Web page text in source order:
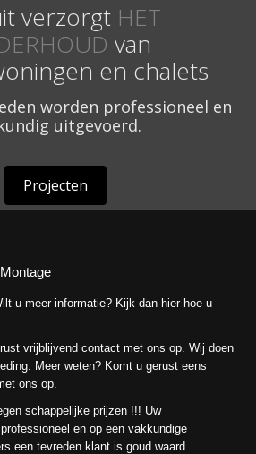
verzorgt HET
van
en chalets
worden professioneel en
uitgevoerd.
Projecten
u meer informatie? Kijk dan hier hoe u
vrijblijvend contact met ons op. Wij doen
Meer weten? Komt u gerust eens
ons op.
schappelijke prijzen !!! Uw
en op een vakkundige
een tevreden klant is goud waard.